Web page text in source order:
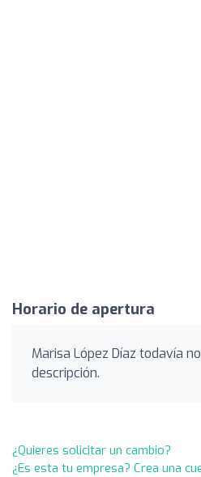
Horario de apertura
Marisa López Díaz todavía
descripción.
¿Quieres solicitar un cambio?
¿Es esta tu empresa? Crea una